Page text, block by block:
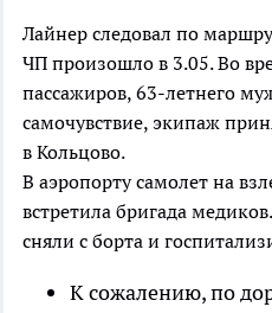
Лайнер следовал по
ЧП произошло в 3.05. Во
пассажиров, 63-летнего
самочувствие, экипаж
в Кольцово.
В аэропорту самолет на
встретила бригада
сняли с борта и
К сожалению, по